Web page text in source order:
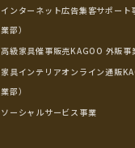
インターネット広告集客サポート
業部）
高級家具催事販売KAGOO 外販事
家具インテリアオンライン通販
業部）
ソーシャルサービス事業